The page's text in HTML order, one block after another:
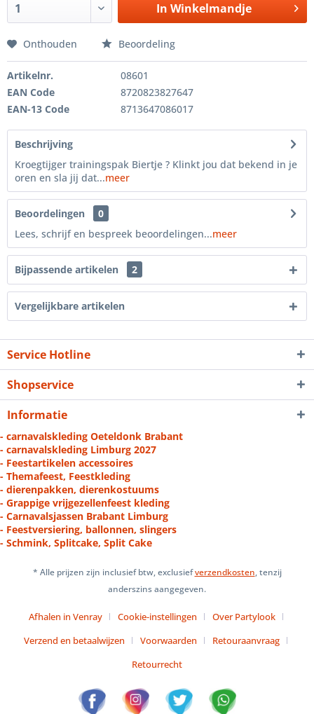
In Winkelmandje
Onthouden Beoordeling
Artikelnr.
08601
EAN Code
8720823827647
EAN-13 Code
8713647086017
Beschrijving
Kroegtijger trainingspak Biertje ? Klinkt jou dat bekend in je
oren en sla jij dat...meer
Beoordelingen
0
Lees, schrijf en bespreek beoordelingen...meer
Bijpassende artikelen 2
Vergelijkbare artikelen
Service Hotline
Shopservice
Informatie
- carnavalskleding Oeteldonk Brabant
- carnavalskleding Limburg 2027
- Feestartikelen accessoires
- Themafeest, Feestkleding
- dierenpakken, dierenkostuums
- Grappige vrijgezellenfeest kleding
- Carnavalsjassen Brabant Limburg
- Feestversiering, ballonnen, slingers
- Schmink, Splitcake, Split Cake
* Alle prijzen zijn inclusief btw, exclusiefverzendkosten, tenzij
anderszins aangegeven.
Afhalen in Venray Cookie-instellingen
Over Partylook
Verzend en betaalwijzen
Voorwaarden
Retouraanvraag
Retourrecht